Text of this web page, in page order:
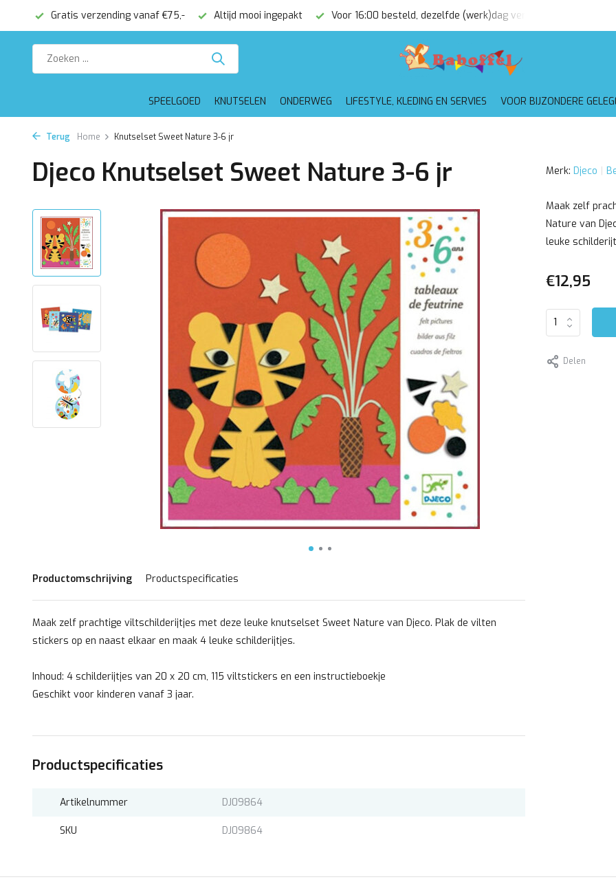
Gratis verzending vanaf €75,- Altijd mooi ingepakt Voor 16:00 besteld, dezelfde (werk)dag verzonden
SPEELGOED KNUTSELEN ONDERWEG LIFESTYLE, KLEDING EN SERVIES VOOR BIJZONDERE
Terug Home Knutselset Sweet Nature 3-6 jr
Djeco Knutselset Sweet Nature 3-6 jr
Productomschrijving Productspecificaties
Maak zelf prachtige viltschilderijtjes met deze leuke knutselset Sweet Nature van Djeco. Plak de vilten
stickers op en naast elkaar en maak 4 leuke schilderijtjes.
Inhoud: 4 schilderijtjes van 20 x 20 cm, 115 viltstickers en een instructieboekje
Geschikt voor kinderen vanaf 3 jaar.
Productspecificaties
Artikelnummer DJ09864
SKU DJ09864
Merk: Djeco
Maak zelf
Nature van
leuke
€12,95
Delen